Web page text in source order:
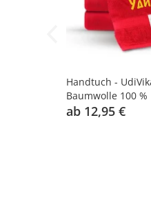
Handtuch -
Baumwolle 100 %
ab 12,95 €